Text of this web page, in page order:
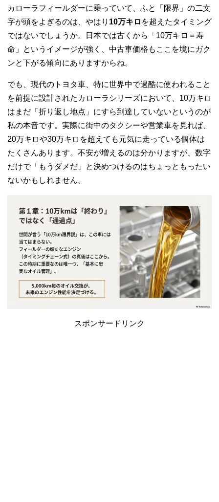
カローラフィールダーに乗っていて、ふと「限界」の二文
字が頭をよぎるのは、やはり 10万キロ を超えたタイミング
ではないでしょうか。日本では古くから「10万キロ＝寿
命」というイメージが強く、中古車価格もここを境にガク
ンと下がる傾向にありますからね。
でも、現代のトヨタ車、特に世界中で過酷に使われること
を前提に設計されたカローラシリーズにおいて、10万キロ
はまだ 「折り返し地点」にすら到達していないというのが
私の本音です。実際に街中のタクシーや営業車を見れば、
20万キロや30万キロを超えても元気に走っている個体は
たくさんあります。不安が増えるのは分かりますが、数字
だけで「もうダメだ」と決めつけるのはちょっともったい
ないかもしれません。
スポンサードリンク